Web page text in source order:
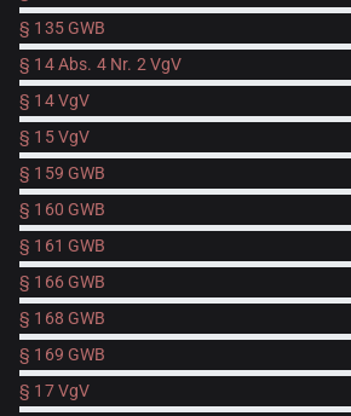
§ 135 GWB
§ 14 Abs. 4 Nr. 2 VgV
§ 14 VgV
§ 15 VgV
§ 159 GWB
§ 160 GWB
§ 161 GWB
§ 166 GWB
§ 168 GWB
§ 169 GWB
§ 17 VgV